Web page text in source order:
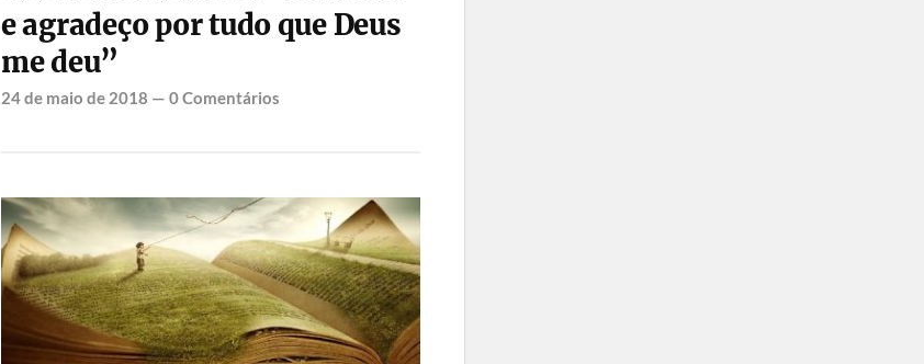
e agradeço por tudo que Deus
me deu”
24 de maio de 2018 — 0 Comentários